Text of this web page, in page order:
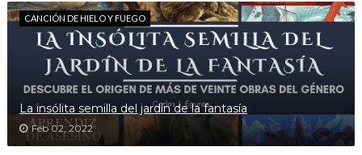
CANCIÓN DE HIELO Y FUEGO
La insólita semilla del jardín de la fantasía
Feb 02, 2022